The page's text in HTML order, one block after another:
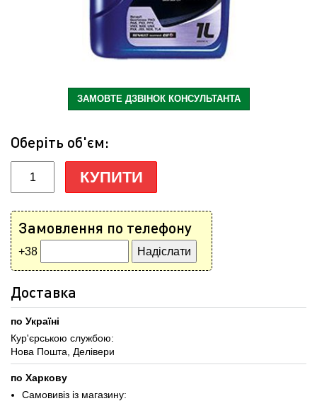
ЗАМОВТЕ ДЗВІНОК КОНСУЛЬТАНТА
Оберіть об'єм:
КУПИТИ
Замовлення по телефону
+38
Доставка
по Україні
Кур'єрською службою:
Нова Пошта, Делівери
по Харкову
Самовивіз із магазину: